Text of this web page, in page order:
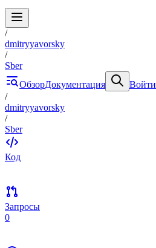
/
dmitryyavorsky
/
Sber
ОбзорДокументация
Войти
/
dmitryyavorsky
/
Sber
Код
Запросы
0